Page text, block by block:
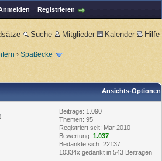
Registrieren
Suche Mitglieder Kalender Hilfe
› Spaßecke
Ansichts-Optionen
Beiträge: 1.090
Themen: 95
Registriert seit: Mar 2010
Bewertung: 1.037
Bedankte sich: 22137
10334x gedankt in 543 Beiträgen